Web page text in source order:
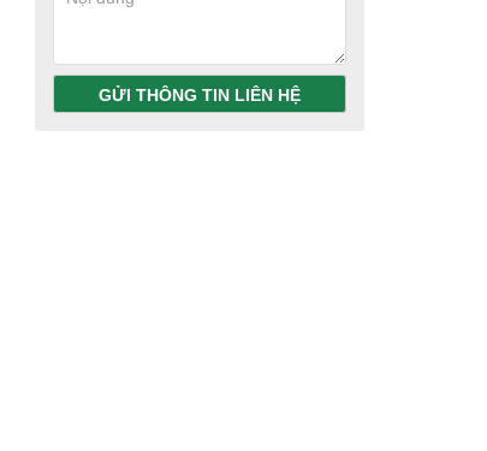
GỬI THÔNG TIN LIÊN HỆ